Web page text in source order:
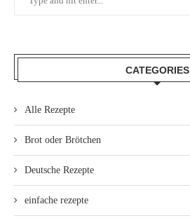
CATEGORIES
Alle Rezepte
Brot oder Brötchen
Deutsche Rezepte
einfache rezepte